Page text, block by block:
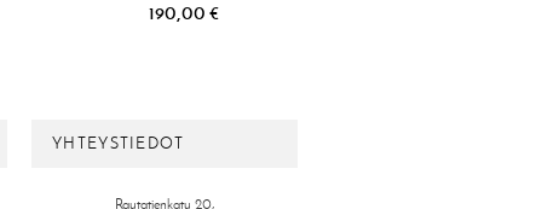
190,00 €
YHTEYSTIEDOT
Rautatienkatu 20,